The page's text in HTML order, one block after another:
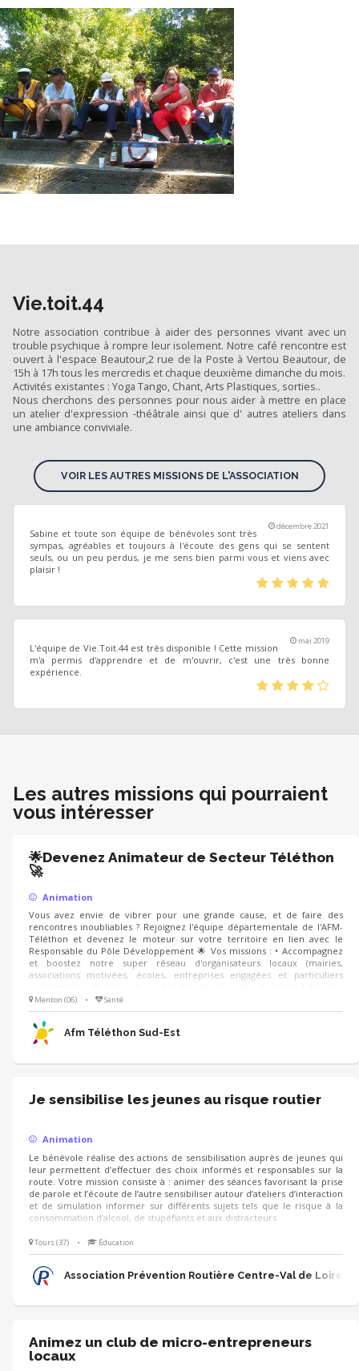
Vie.toit.44
Notre association contribue à aider des personnes vivant avec un
trouble psychique à rompre leur isolement. Notre café rencontre est
ouvert à l'espace Beautour,2 rue de la Poste à Vertou Beautour, de
15h à 17h tous les mercredis et chaque deuxième dimanche du mois.
Activités existantes : Yoga Tango, Chant, Arts Plastiques, sorties..
Nous cherchons des personnes pour nous aider à mettre en place
un atelier d'expression -théâtrale ainsi que d' autres ateliers dans
une ambiance conviviale.
VOIR LES AUTRES MISSIONS DE L'ASSOCIATION
décembre 2021
Sabine et toute son équipe de bénévoles sont très
sympas, agréables et toujours à l'écoute des gens qui se sentent
seuls, ou un peu perdus, je me sens bien parmi vous et viens avec
plaisir !
(*)(*)(*)(*)(*)
mai 2019
L'équipe de Vie.Toit.44 est très disponible ! Cette mission
m'a permis d'apprendre et de m'ouvrir, c'est une très bonne
expérience.
(*)(*)(*)(*)(
Les autres missions qui pourraient
vous intéresser
🌟Devenez Animateur de Secteur Téléthon
🚀
Animation
Vous avez envie de vibrer pour une grande cause, et de faire des
rencontres inoubliables ? Rejoignez l'équipe départementale de l'AFM-
Téléthon et devenez le moteur sur votre territoire en lien avec le
Responsable du Pôle Développement 🌟 Vos missions : • Accompagnez
et boostez notre super réseau d'organisateurs locaux (mairies,
associations motivées, écoles, entreprises engagées et particuliers
envie à de futurs partenaires de se lancer dans l'aventure pour faire
grimper la collecte. • Présentez avec votre coeur les combats, les
victoires et l'univers de l'AFM-Téléthon.
Menton (06) • Santé
Afm Téléthon Sud-Est
Je sensibilise les jeunes au risque routier
Animation
Le bénévole réalise des actions de sensibilisation auprès de jeunes qui
leur permettent d’effectuer des choix informés et responsables sur la
route. Votre mission consiste à : animer des séances favorisant la prise
de parole et l’écoute de l’autre sensibiliser autour d’ateliers d’interaction
et de simulation informer sur différents sujets tels que le risque à la
consommation d’alcool, de stupéfiants et aux distracteurs
Tours (37) • Éducation
Association Prévention Routière Centre-Val de Loire
Animez un club de micro-entrepreneurs
locaux